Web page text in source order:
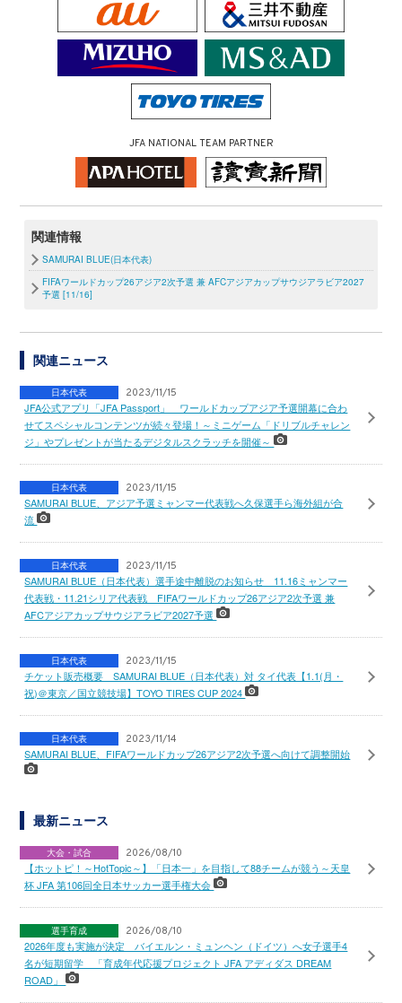
JFA NATIONAL TEAM PARTNER
関連情報
SAMURAI BLUE(日本代表)
FIFAワールドカップ26アジア2次予選 兼 AFCアジアカップサウジアラビア2027
予選 [11/16]
関連ニュース
日本代表 2023/11/15
JFA公式アプリ「JFA Passport」 ワールドカップアジア予選開幕に合わ
せてスペシャルコンテンツが続々登場！～ミニゲーム「ドリブルチャレン
ジ」やプレゼントが当たるデジタルスクラッチを開催～
日本代表 2023/11/15
SAMURAI BLUE、アジア予選ミャンマー代表戦へ久保選手ら海外組が合
流
日本代表 2023/11/15
SAMURAI BLUE（日本代表）選手途中離脱のお知らせ 11.16ミャンマー
代表戦・11.21シリア代表戦 FIFAワールドカップ26アジア2次予選 兼
AFCアジアカップサウジアラビア2027予選
日本代表 2023/11/15
チケット販売概要 SAMURAI BLUE（日本代表）対 タイ代表【1.1(月・
祝)＠東京／国立競技場】TOYO TIRES CUP 2024
日本代表 2023/11/14
SAMURAI BLUE、FIFAワールドカップ26アジア2次予選へ向けて調整開始
最新ニュース
大会・試合 2026/08/10
【ホットピ！～HotTopic～】「日本一」を目指して88チームが競う～天皇
杯 JFA 第106回全日本サッカー選手権大会
選手育成 2026/08/10
2026年度も実施が決定 バイエルン・ミュンヘン（ドイツ）へ女子選手4
名が短期留学 「育成年代応援プロジェクト JFA アディダス DREAM
ROAD」